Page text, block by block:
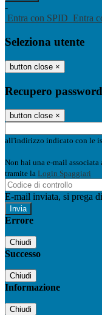
-
Entra con SPID Entra
Seleziona utente
button close ×
Recupero password
button close ×
all'indirizzo indicato con le
Non hai una e-mail
tramite la Login Spaggiari
E-mail inviata, si prega
Errore
Chiudi
Successo
Chiudi
Informazione
Chiudi